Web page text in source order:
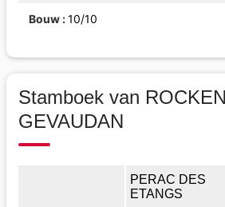
Bouw 10/10
Stamboek van
GEVAUDAN
PERAC DES
ETANGS